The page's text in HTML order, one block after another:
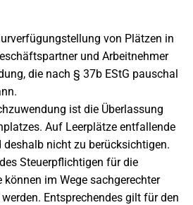
von Plätzen in
und Arbeitnehmer
die nach § 37b EStG pauschal
ist die Überlassung
Auf Leerplätze entfallende
nicht zu berücksichtigen.
Steuerpflichtigen für die
können im Wege sachgerechter
Entsprechendes gilt für den